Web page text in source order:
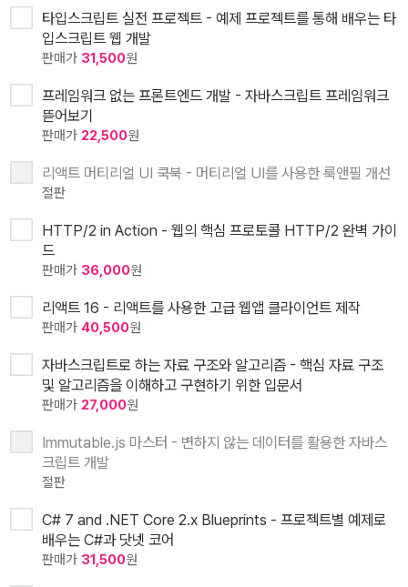
타입스크립트 실전 프로젝트 - 예제 프로젝트를 통해 배우는 타
입스크립트 웹 개발
판매가 31,500원
프레임워크 없는 프론트엔드 개발 - 자바스크립트 프레임워크
뜯어보기
판매가 22,500원
리액트 머티리얼 UI 쿡북 - 머티리얼 UI를 사용한 룩앤필 개선
절판
HTTP/2 in Action - 웹의 핵심 프로토콜 HTTP/2 완벽 가이
드
판매가 36,000원
리액트 16 - 리액트를 사용한 고급 웹앱 클라이언트 제작
판매가 40,500원
자바스크립트로 하는 자료 구조와 알고리즘 - 핵심 자료 구조
및 알고리즘을 이해하고 구현하기 위한 입문서
판매가 27,000원
Immutable.js 마스터 - 변하지 않는 데이터를 활용한 자바스
크립트 개발
절판
C# 7 and .NET Core 2.x Blueprints - 프로젝트별 예제로
배우는 C#과 닷넷 코어
판매가 31,500원